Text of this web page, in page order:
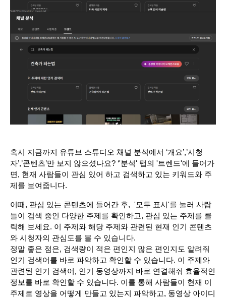
혹시 지금까지 유튜브 스튜디오 채널 분석에서 ‘개요’,’시청
자’,’콘텐츠’만 보지 않으셨나요? ‘'분석' 탭의 '트렌드'에 들어가
면, 현재 사람들이 관심 있어 하고 검색하고 있는 키워드와 주
제를 보여줍니다.
이때, 관심 있는 콘텐츠에 들어간 후,  '모두 표시'를 눌러 사람
들이 검색 중인 다양한 주제를 확인하고, 관심 있는 주제를 클
릭해 보세요. 이 주제와 해당 주제와 관련된 현재 인기 콘텐츠
와 시청자의 관심도를 볼 수 있습니다.
정말 좋은 점은, 검색량이 적은 편인지 많은 편인지도 알려줘
인기 검색어를 바로 파악하고 확인할 수 있습니다. 이 주제와
관련된 인기 검색어, 인기 동영상까지 바로 연결해줘 효율적인
정보를 바로 확인할 수 있습니다. 이를 통해 사람들이 현재 이
주제로 영상을 어떻게 만들고 있는지 파악하고, 동영상 아이디